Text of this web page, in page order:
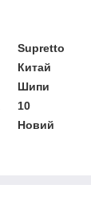
Supretto
Китай
Шипи
10
Новий